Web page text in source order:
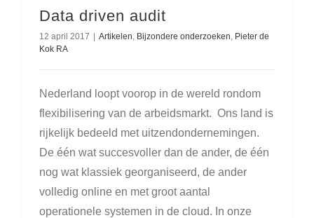
Data driven audit
12 april 2017 | Artikelen Bijzondere onderzoeken Pieter de
Kok RA
Nederland loopt voorop in de wereld rondom
flexibilisering van de arbeidsmarkt. Ons land is
rijkelijk bedeeld met uitzendondernemingen.
De één wat succesvoller dan de ander, de één
nog wat klassiek georganiseerd, de ander
volledig online en met groot aantal
operationele systemen in de cloud. In onze